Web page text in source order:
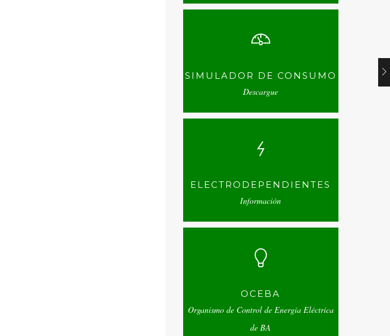
SIMULADOR DE CONSUMO
Descargue
ELECTRODEPENDIENTES
Información
OCEBA
Organismo de Control de Energía Eléctrica
de BA